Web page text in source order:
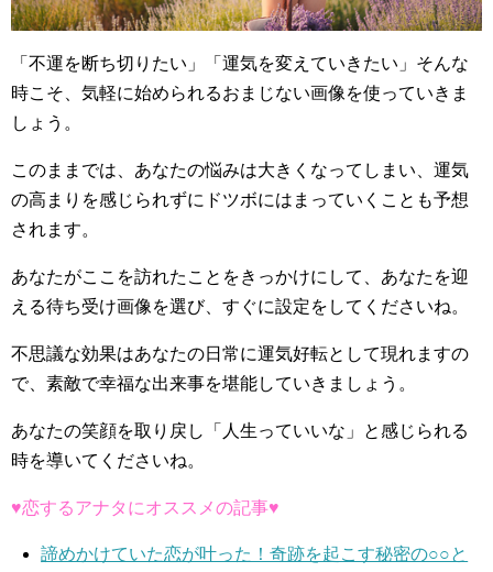
「不運を断ち切りたい」「運気を変えていきたい」そんな
時こそ、気軽に始められるおまじない画像を使っていきま
しょう。
このままでは、あなたの悩みは大きくなってしまい、運気
の高まりを感じられずにドツボにはまっていくことも予想
されます。
あなたがここを訪れたことをきっかけにして、あなたを迎
える待ち受け画像を選び、すぐに設定をしてくださいね。
不思議な効果はあなたの日常に運気好転として現れますの
で、素敵で幸福な出来事を堪能していきましょう。
あなたの笑顔を取り戻し「人生っていいな」と感じられる
時を導いてくださいね。
♥恋するアナタにオススメの記事♥
諦めかけていた恋が叶った！奇跡を起こす秘密の○○と